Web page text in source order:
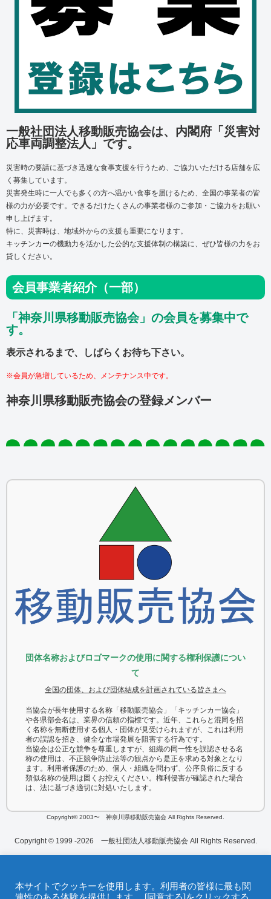
一般社団法人移動販売協会は、内閣府「災害対
応車両調整法人」です。
災害時の要請に基づき迅速な食事支援を行うため、ご協力いただける店舗を広
く募集しています。
災害発生時に一人でも多くの方へ温かい食事を届けるため、 全国の事業者の皆
様の力が必要です。 できるだけたくさんの事業者様のご参加・ご協力をお願い
申し上げます。
特に、災害時は、地域外からの支援も重要になります。
キッチンカーの機動力を活かした公的な支援体制の構築に、ぜひ皆様の力をお
貸しください。
会員事業者紹介（一部）
「神奈川県移動販売協会」の会員を募集中で
す。
表示されるまで、しばらくお待ち下さい。
※会員が急増しているため、メンテナンス中です。
神奈川県移動販売協会の登録メンバー
団体名称およびロゴマークの使用に関する権利保護につい
て
全国の団体、および団体結成を計画されている皆さまへ
当協会が長年使用する名称「移動販売協会」「キッチンカー協会」
や各県部会名は、業界の信頼の指標です。近年、これらと混同を招
く名称を無断使用する個人・団体が見受けられますが、これは利用
者の誤認を招き、健全な市場発展を阻害する行為です。
当協会は公正な競争を尊重しますが、組織の同一性を誤認させる名
称の使用は、不正競争防止法等の観点から是正を求める対象となり
ます。利用者保護のため、個人・組織を問わず、公序良俗に反する
類似名称の使用は固くお控えください。権利侵害が確認された場合
は、法に基づき適切に対処いたします。
Copyright© 2003〜 神奈川県移動販売協会 All Rights Reserved.
Copyright © 1999 -2026 一般社団法人移動販売協会 All Rights Reserved.
本サイトでクッキーを使用します。利用者の皆様に最も関